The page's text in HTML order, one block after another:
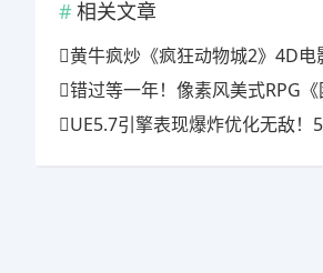
相关文章
黄牛疯炒《疯狂动物城2》4D电影
错过等一年！像素风美式RPG《困兽之国
UE5.7引擎表现爆炸优化无敌！